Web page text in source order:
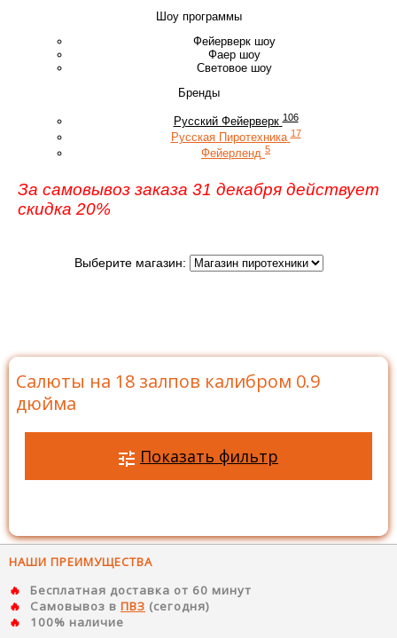
Шоу программы
Фейерверк шоу
Фаер шоу
Световое шоу
Бренды
Русский Фейерверк 106
Русская Пиротехника 17
Фейерленд 5
За самовывоз заказа 31 декабря действует
скидка 20%
Выберите магазин:
Салюты на 18 залпов калибром 0.9
дюйма
Показать фильтр
НАШИ ПРЕИМУЩЕСТВА
Бесплатная доставка от 60 минут
Самовывоз в ПВЗ (сегодня)
100% наличие